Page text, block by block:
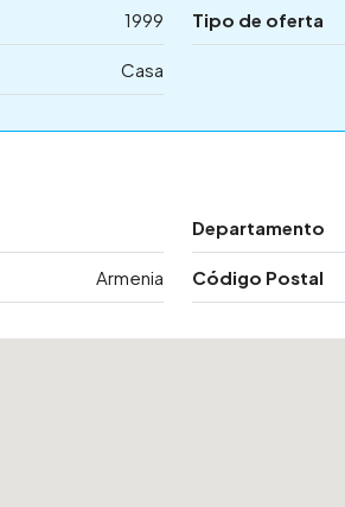
1999 Tipo de oferta
Casa
Departamento
Armenia Código Postal